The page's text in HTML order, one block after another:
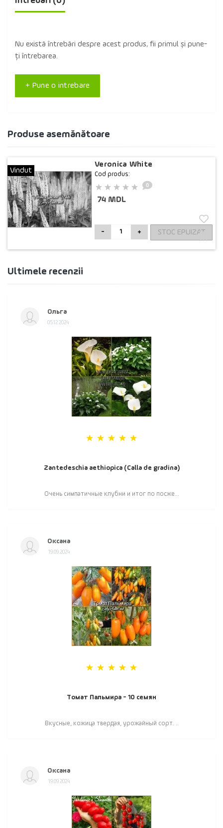
Nu există întrebări despre acest produs, fii primul și pune-
ți întrebarea.
+ Pune o intrebare
Produse asemănătoare
Vindut
Veronica White
Cod produs:
0
74 MDL
- + STOC EPUIZAT
Ultimele recenzii
Ольга
05.12.2024
Zantedeschia aethiopica (Calla de gradina)
Очень симпатичные клубни и итог по посже...
Оксана
19.09.2024
Томат Пальмира - 10 семян
Вкусные, кожица твердая, урожайный сорт. ..
Оксана
19.09.2024